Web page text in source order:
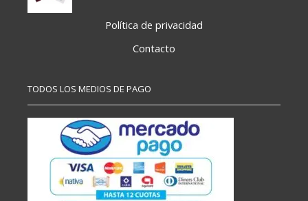
Política de privacidad
Contacto
TODOS LOS MEDIOS DE PAGO